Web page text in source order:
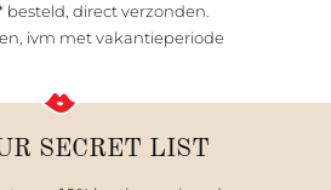
besteld, direct verzonden.
ivm met vakantieperiode
SECRET LIST